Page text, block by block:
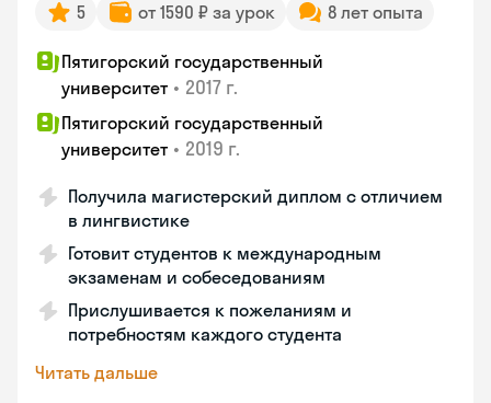
5 от 1590 ₽ за урок 8 лет опыта
Пятигорский государственный
университет • 2017 г.
Пятигорский государственный
университет • 2019 г.
Получила магистерский диплом с отличием
в лингвистике
Готовит студентов к международным
экзаменам и собеседованиям
Прислушивается к пожеланиям и
потребностям каждого студента
Читать дальше